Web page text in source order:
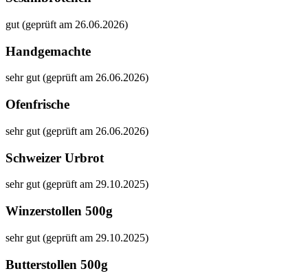
gut (geprüft am 26.06.2026)
Handgemachte
sehr gut (geprüft am 26.06.2026)
Ofenfrische
sehr gut (geprüft am 26.06.2026)
Schweizer Urbrot
sehr gut (geprüft am 29.10.2025)
Winzerstollen 500g
sehr gut (geprüft am 29.10.2025)
Butterstollen 500g